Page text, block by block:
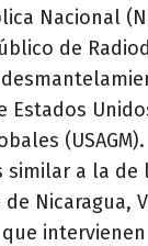
Nacional
de
Estados
similar a la de
Nicaragua,